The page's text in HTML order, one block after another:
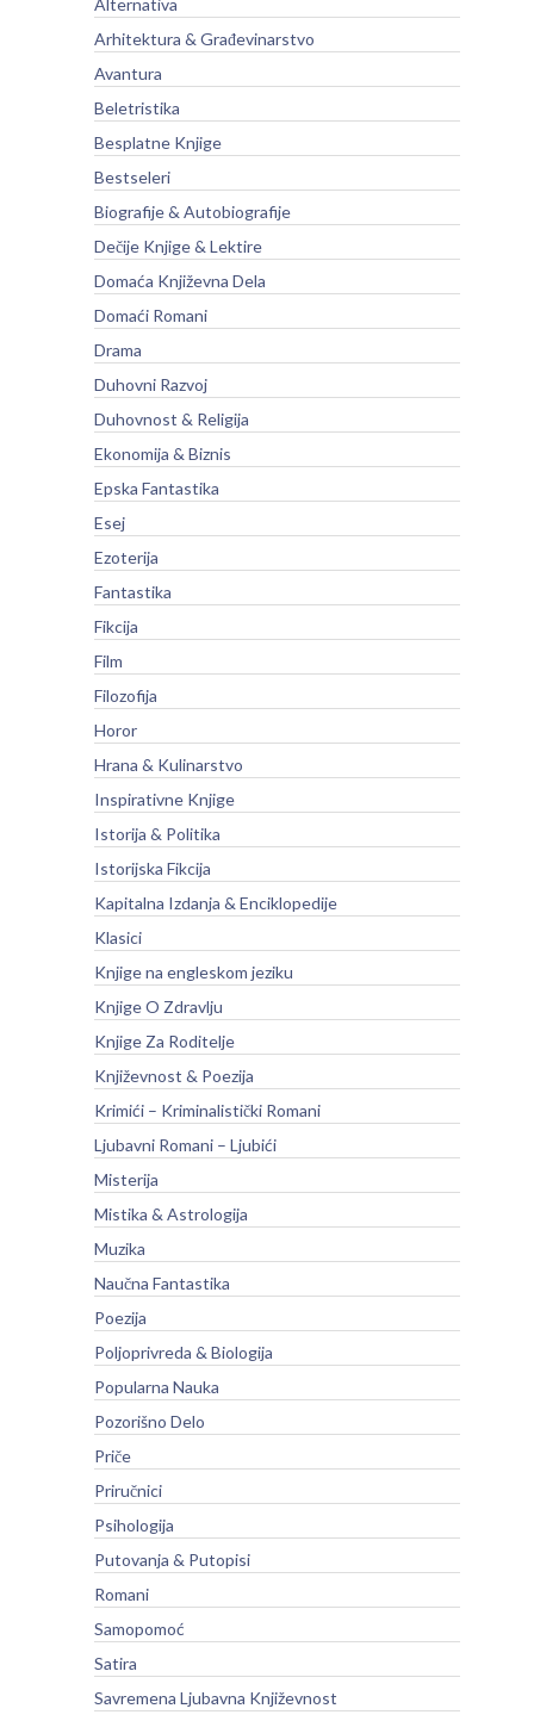
Alternativa
Arhitektura & Građevinarstvo
Avantura
Beletristika
Besplatne Knjige
Bestseleri
Biografije & Autobiografije
Dečije Knjige & Lektire
Domaća Književna Dela
Domaći Romani
Drama
Duhovni Razvoj
Duhovnost & Religija
Ekonomija & Biznis
Epska Fantastika
Esej
Ezoterija
Fantastika
Fikcija
Film
Filozofija
Horor
Hrana & Kulinarstvo
Inspirativne Knjige
Istorija & Politika
Istorijska Fikcija
Kapitalna Izdanja & Enciklopedije
Klasici
Knjige na engleskom jeziku
Knjige O Zdravlju
Knjige Za Roditelje
Književnost & Poezija
Krimići – Kriminalistički Romani
Ljubavni Romani – Ljubići
Misterija
Mistika & Astrologija
Muzika
Naučna Fantastika
Poezija
Poljoprivreda & Biologija
Popularna Nauka
Pozorišno Delo
Priče
Priručnici
Psihologija
Putovanja & Putopisi
Romani
Samopomoć
Satira
Savremena Ljubavna Književnost